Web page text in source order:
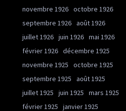
novembre 1926 octobre 1926
septembre 1926 août 1926
juillet 1926 juin 1926 mai 1926
février 1926 décembre 1925
novembre 1925
octobre 1925
septembre 1925
août 1925
juillet 1925
juin 1925
mars 1925
février 1925
janvier 1925